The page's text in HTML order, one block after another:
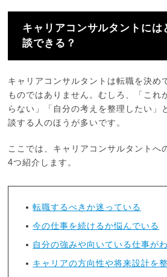
キャリアコンサルタントには
談できる？
キャリアコンサルタントは転職を決め
ものではありません。むしろ、「これ
らない」「自分の考えを整理したい」
談する人のほうが多いです。
ここでは、キャリアコンサルタントへ
4つ紹介します。
転職するべきか迷っている
今の仕事を続けるか悩んでいる
自分の強みや向いている仕事が
キャリアの方向性や将来設計を